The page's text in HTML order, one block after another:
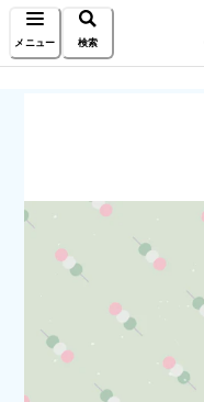
メニュー 検索